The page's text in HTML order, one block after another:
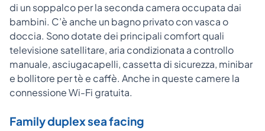
di un soppalco per la seconda camera occupata dai
bambini. C’è anche un bagno privato con vasca o
doccia. Sono dotate dei principali comfort quali
televisione satellitare, aria condizionata a controllo
manuale, asciugacapelli, cassetta di sicurezza, minibar
e bollitore per tè e caffè. Anche in queste camere la
connessione Wi-Fi gratuita.
Family duplex sea facing